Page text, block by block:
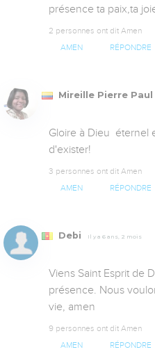
présence ta paix,ta
2 personnes ont dit Amen
AMEN RÉPONDRE
Mireille Pierre
Gloire à Dieu  éternel
d'exister!
3 personnes ont dit Amen
AMEN RÉPONDRE
Debi Il y a 6 ans, 2 mois
Viens Saint Esprit de
présence. Nous
vie, amen
9 personnes ont dit Amen
AMEN RÉPONDRE